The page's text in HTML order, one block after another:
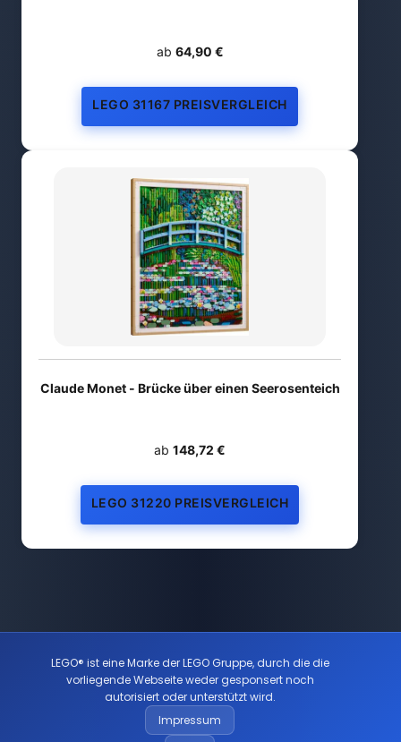
ab 64,90 €
LEGO 31167 PREISVERGLEICH
Claude Monet - Brücke über einen Seerosenteich
ab 148,72 €
LEGO 31220 PREISVERGLEICH
LEGO® ist eine Marke der LEGO Gruppe, durch die die
vorliegende Webseite weder gesponsert noch
autorisiert oder unterstützt wird.
Impressum